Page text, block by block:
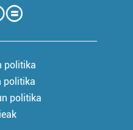
politika
politika
politika